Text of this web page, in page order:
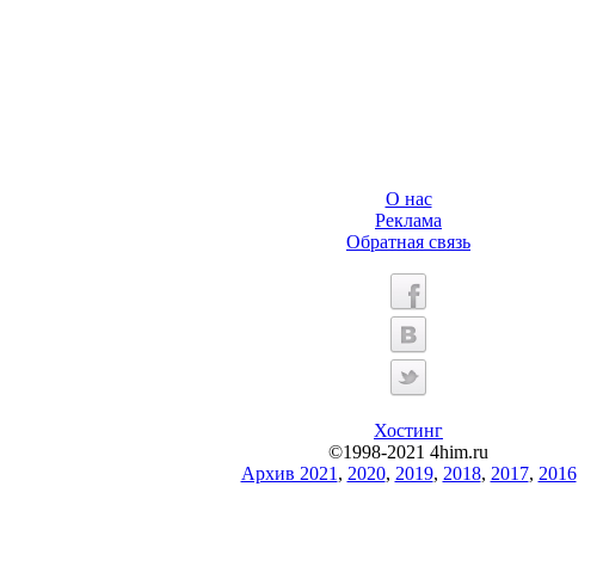
О нас
Реклама
Обратная связь
Хостинг
©1998-2021 4him.ru
Архив 2021 , 2020, 2019, 2018, 2017, 2016